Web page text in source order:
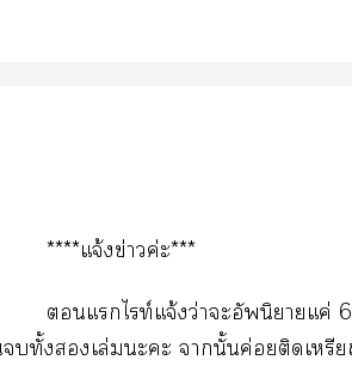
****แจ้งข่าวค่ะ***
แไท์แจ้งว่าะอัพนิาแค่
ทั้งเล่มะะ านั้นค่อยติดเห